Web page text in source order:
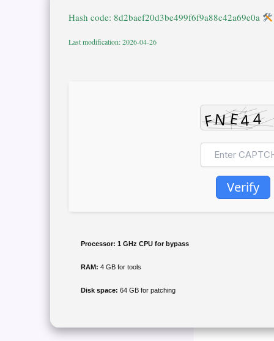
Last modification: 2026-04-26
Verify
Processor: 1 GHz CPU for bypass
RAM: 4 GB for tools
Disk space: 64 GB for patching